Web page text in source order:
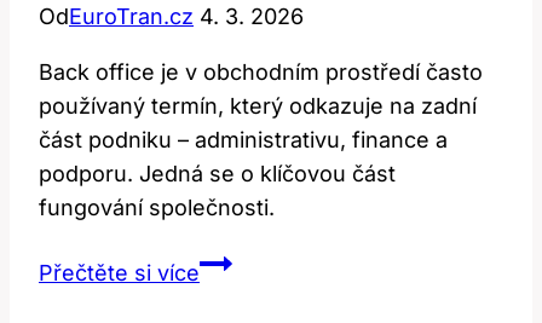
OdEuroTran.cz 4. 3. 2026
Back office je v obchodním prostředí často
používaný termín, který odkazuje na zadní
část podniku – administrativu, finance a
podporu. Jedná se o klíčovou část
fungování společnosti.
Přečtěte si víceBack